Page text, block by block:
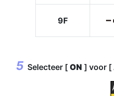
9F
Selecteer [ ON ] voor [